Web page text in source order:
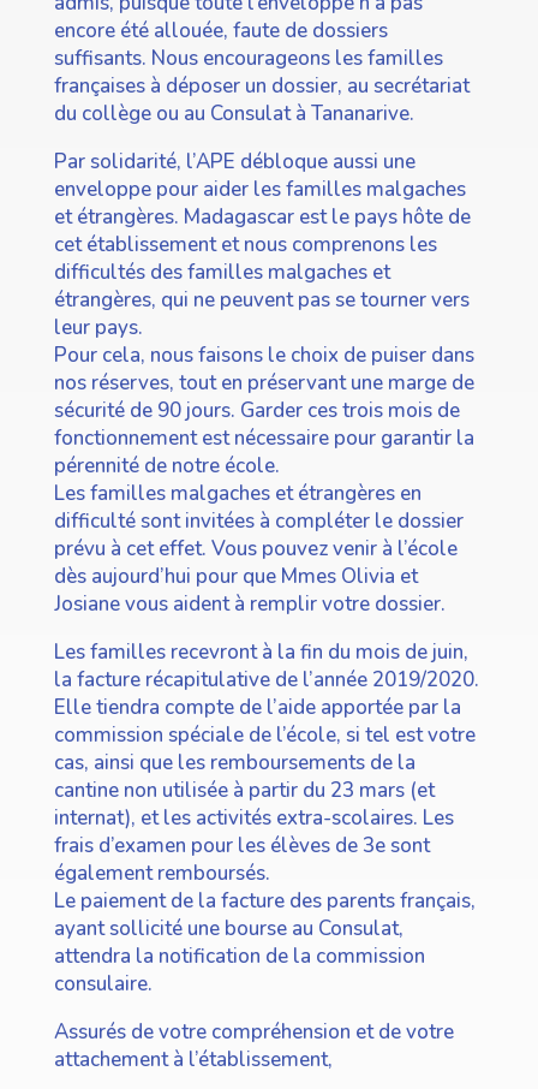
encore été allouée, faute de dossiers
suffisants. Nous encourageons les familles
françaises à déposer un dossier, au secrétariat
du collège ou au Consulat à Tananarive.
Par solidarité, l’APE débloque aussi une
enveloppe pour aider les familles malgaches
et étrangères. Madagascar est le pays hôte de
cet établissement et nous comprenons les
difficultés des familles malgaches et
étrangères, qui ne peuvent pas se tourner vers
leur pays.
Pour cela, nous faisons le choix de puiser dans
nos réserves, tout en préservant une marge de
sécurité de 90 jours. Garder ces trois mois de
fonctionnement est nécessaire pour garantir la
pérennité de notre école.
Les familles malgaches et étrangères en
difficulté sont invitées à compléter le dossier
prévu à cet effet. Vous pouvez venir à l’école
dès aujourd’hui pour que Mmes Olivia et
Josiane vous aident à remplir votre dossier.
Les familles recevront à la fin du mois de juin,
la facture récapitulative de l’année 2019/2020.
Elle tiendra compte de l’aide apportée par la
commission spéciale de l’école, si tel est votre
cas, ainsi que les remboursements de la
cantine non utilisée à partir du 23 mars (et
internat), et les activités extra-scolaires. Les
frais d’examen pour les élèves de 3e sont
également remboursés.
Le paiement de la facture des parents français,
ayant sollicité une bourse au Consulat,
attendra la notification de la commission
consulaire.
Assurés de votre compréhension et de votre
attachement à l’établissement,